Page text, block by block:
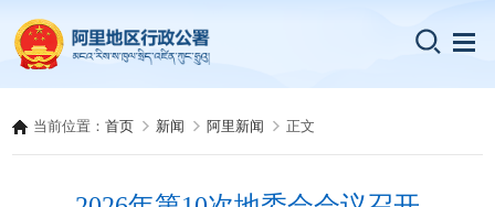
当前位置：首页 新闻 阿里新闻 正文